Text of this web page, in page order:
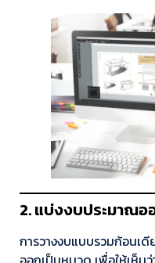
2. แบ่งงบประมาณอ
การวางงบแบบรวมก้อนเ